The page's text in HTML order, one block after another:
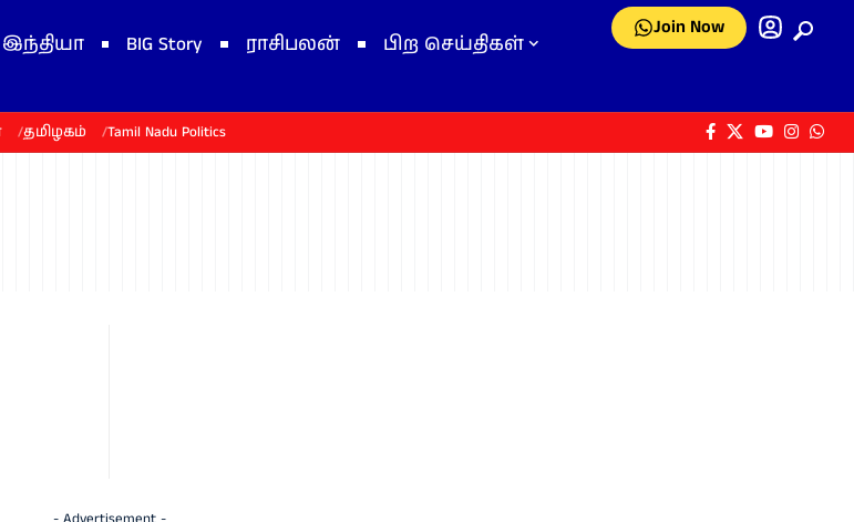
இந்தியா BIG Story ராசிபலன் பிற செய்திகள்
Join Now
தமிழகம் Tamil Nadu Politics